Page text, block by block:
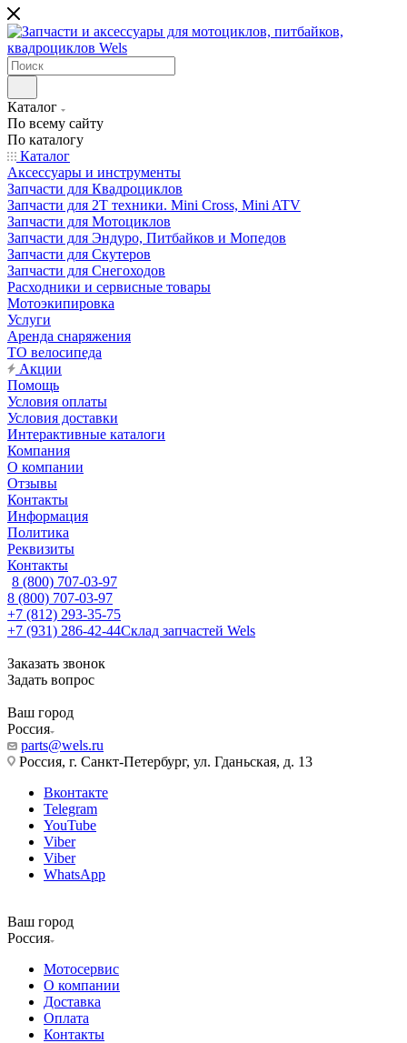
Каталог
По всему сайту
По каталогу
Каталог
Аксессуары и инструменты
Запчасти для Квадроциклов
Запчасти для 2T техники. Mini Cross, Mini ATV
Запчасти для Мотоциклов
Запчасти для Эндуро, Питбайков и Мопедов
Запчасти для Скутеров
Запчасти для Снегоходов
Расходники и сервисные товары
Мотоэкипировка
Услуги
Аренда снаряжения
ТО велосипеда
Акции
Помощь
Условия оплаты
Условия доставки
Интерактивные каталоги
Компания
О компании
Отзывы
Контакты
Информация
Политика
Реквизиты
Контакты
8 (800) 707-03-97
8 (800) 707-03-97
+7 (812) 293-35-75
+7 (931) 286-42-44Склад запчастей Wels
Заказать звонок
Задать вопрос
Ваш город
Россия
parts@wels.ru
Россия, г. Санкт-Петербург, ул. Гданьская, д. 13
Вконтакте
Telegram
YouTube
Viber
Viber
WhatsApp
Ваш город
Россия
Мотосервис
О компании
Доставка
Оплата
Контакты